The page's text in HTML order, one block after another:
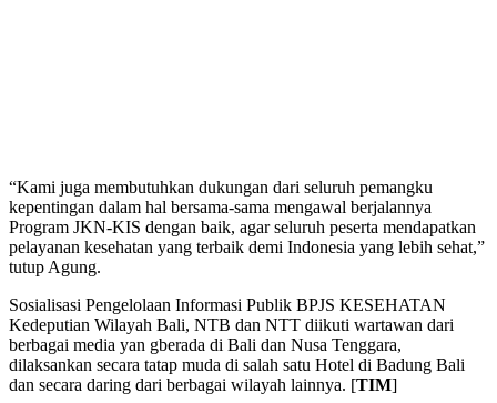
“Kami juga membutuhkan dukungan dari seluruh pemangku
kepentingan dalam hal bersama-sama mengawal berjalannya
Program JKN-KIS dengan baik, agar seluruh peserta mendapatkan
pelayanan kesehatan yang terbaik demi Indonesia yang lebih sehat,”
tutup Agung.
Sosialisasi Pengelolaan Informasi Publik BPJS KESEHATAN
Kedeputian Wilayah Bali, NTB dan NTT diikuti wartawan dari
berbagai media yan gberada di Bali dan Nusa Tenggara,
dilaksankan secara tatap muda di salah satu Hotel di Badung Bali
dan secara daring dari berbagai wilayah lainnya. [TIM]